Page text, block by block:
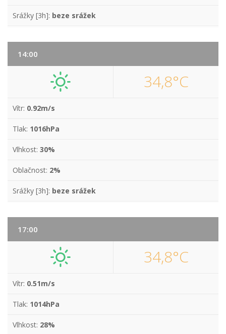
Srážky [3h]: beze srážek
14:00
34,8°C
Vítr: 0.92m/s
Tlak: 1016hPa
Vlhkost: 30%
Oblačnost: 2%
Srážky [3h]: beze srážek
17:00
34,8°C
Vítr: 0.51m/s
Tlak: 1014hPa
Vlhkost: 28%